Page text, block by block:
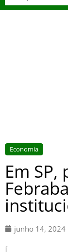
Economia
Em
junho 14, 2024
[